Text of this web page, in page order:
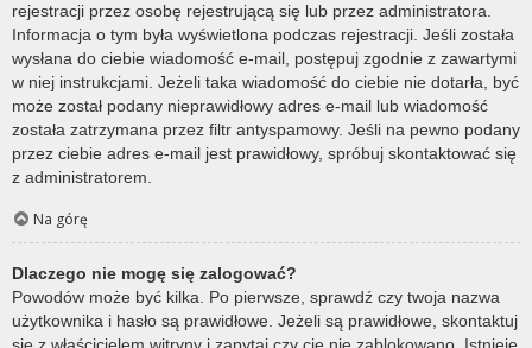
rejestracji przez osobę rejestrującą się lub przez administratora.
Informacja o tym była wyświetlona podczas rejestracji. Jeśli została
wysłana do ciebie wiadomość e-mail, postępuj zgodnie z zawartymi
w niej instrukcjami. Jeżeli taka wiadomość do ciebie nie dotarła, być
może został podany nieprawidłowy adres e-mail lub wiadomość
została zatrzymana przez filtr antyspamowy. Jeśli na pewno podany
przez ciebie adres e-mail jest prawidłowy, spróbuj skontaktować się
z administratorem.
Na górę
Dlaczego nie mogę się zalogować?
Powodów może być kilka. Po pierwsze, sprawdź czy twoja nazwa
użytkownika i hasło są prawidłowe. Jeżeli są prawidłowe, skontaktuj